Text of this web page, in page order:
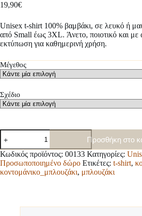
19,90€
Unisex t-shirt 100% βαμβάκι, σε λευκό ή
από Small έως 3XL. Άνετο, ποιοτικό και με
εκτύπωση για καθημερινή χρήση.
Μέγεθος
Σχέδιο
Unisex
shirt
ποσότητα
Προσθήκη στο
Κωδικός προϊόντος: 00133 Κατηγορίες:
Προσωποποιημένο δώρο Ετικέτες: t-shirt,
κοντομάνικο_μπλουζάκι, μπλουζάκι